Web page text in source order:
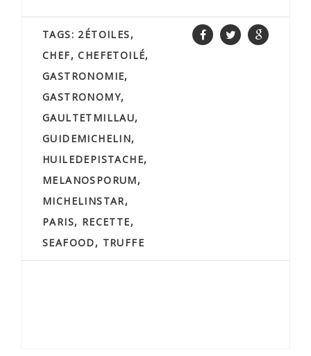
TAGS: 2ÉTOILES,
CHEF,CHEFETOILÉ,
GASTRONOMIE,
GASTRONOMY,
GAULTETMILLAU,
GUIDEMICHELIN,
HUILEDEPISTACHE,
MELANOSPORUM,
MICHELINSTAR,
PARIS, RECETTE,
SEAFOOD, TRUFFE